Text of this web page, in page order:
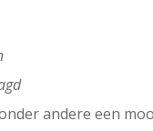
onder andere een